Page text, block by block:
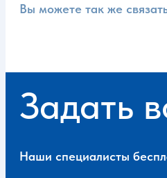
Вы можете так же
Задать
Наши специалисты